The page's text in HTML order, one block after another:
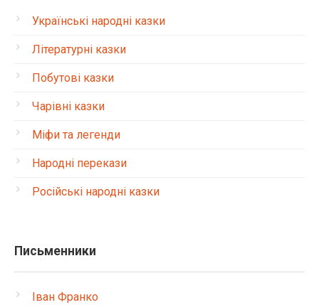
Українські народні казки
Літературні казки
Побутові казки
Чарівні казки
Міфи та легенди
Народні перекази
Російські народні казки
Письменники
Іван Франко